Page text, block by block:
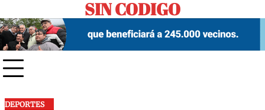
to
content
SIN CODIGO
DEPORTES